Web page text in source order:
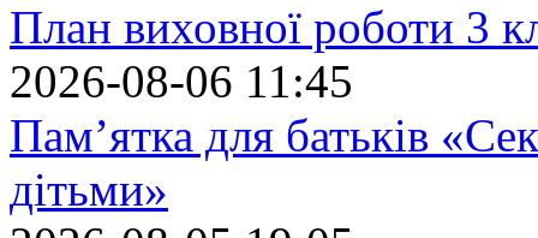
План виховної роботи 3
2026-08-06 11:45
Пам’ятка для батьків
дітьми»